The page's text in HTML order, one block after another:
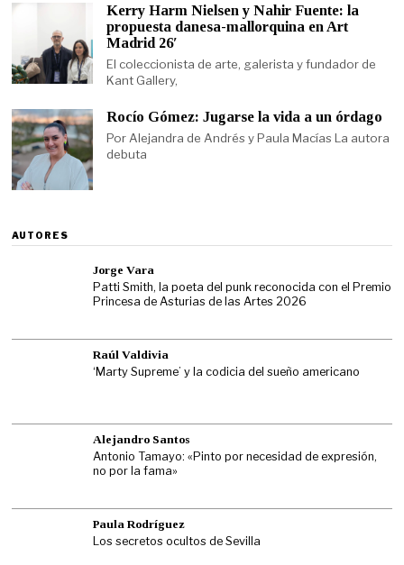
Kerry Harm Nielsen y Nahir Fuente: la
propuesta danesa-mallorquina en Art
Madrid 26′
El coleccionista de arte, galerista y fundador de
Kant Gallery,
Rocío Gómez: Jugarse la vida a un órdago
Por Alejandra de Andrés y Paula Macías La autora
debuta
AUTORES
Jorge Vara
Patti Smith, la poeta del punk reconocida con el Premio
Princesa de Asturias de las Artes 2026
Raúl Valdivia
‘Marty Supreme’ y la codicia del sueño americano
Alejandro Santos
Antonio Tamayo: «Pinto por necesidad de expresión,
no por la fama»
Paula Rodríguez
Los secretos ocultos de Sevilla